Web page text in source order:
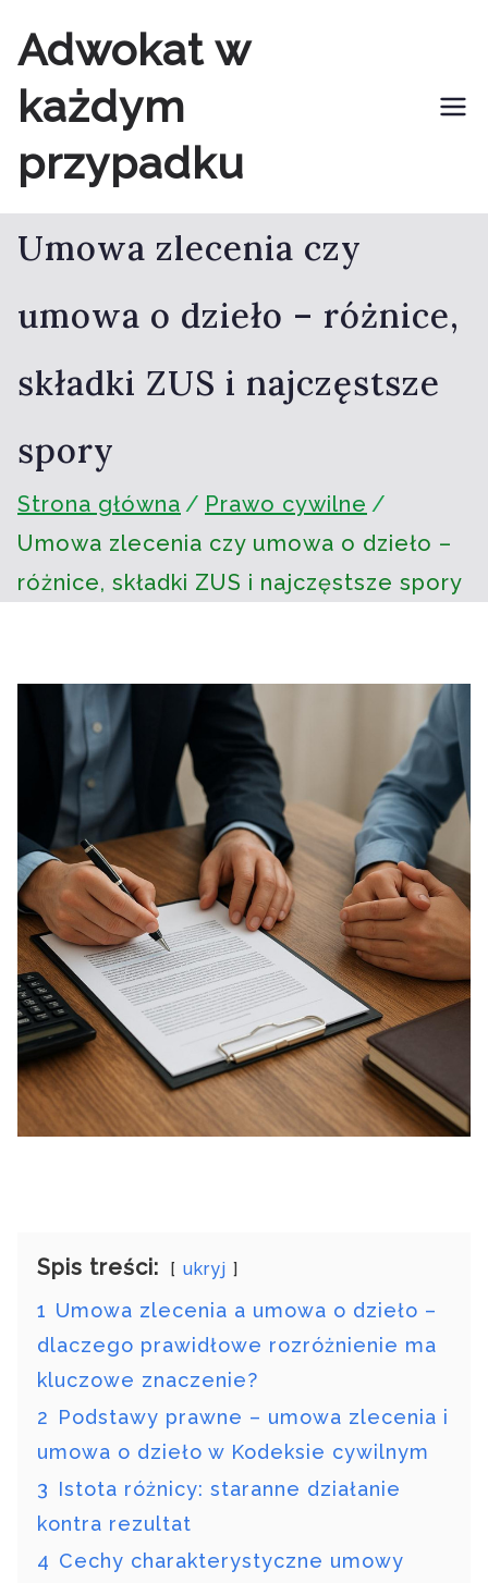
do
treści
Adwokat w
każdym
przypadku
Umowa zlecenia czy
umowa o dzieło – różnice,
składki ZUS i najczęstsze
spory
Strona główna
Prawo cywilne
Umowa zlecenia czy umowa o dzieło –
różnice, składki ZUS i najczęstsze spory
Spis treści: ukryj
1 Umowa zlecenia a umowa o dzieło –
dlaczego prawidłowe rozróżnienie ma
kluczowe znaczenie?
2 Podstawy prawne – umowa zlecenia i
umowa o dzieło w Kodeksie cywilnym
3 Istota różnicy: staranne działanie
kontra rezultat
4 Cechy charakterystyczne umowy